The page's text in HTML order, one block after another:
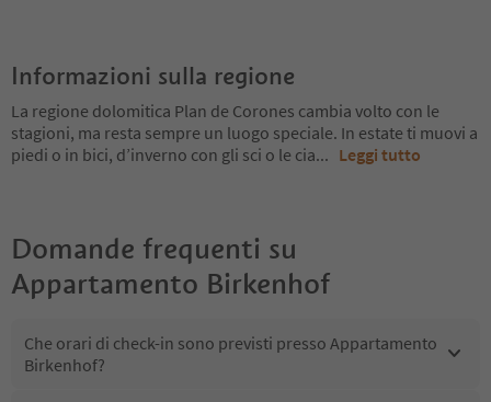
Informazioni sulla regione
La regione dolomitica Plan de Corones cambia volto con le
stagioni, ma resta sempre un luogo speciale. In estate ti muovi a
piedi o in bici, d’inverno con gli sci o le cia... Leggi tutto
Domande frequenti su
Appartamento Birkenhof
Che orari di check-in sono previsti presso Appartamento
Birkenhof?